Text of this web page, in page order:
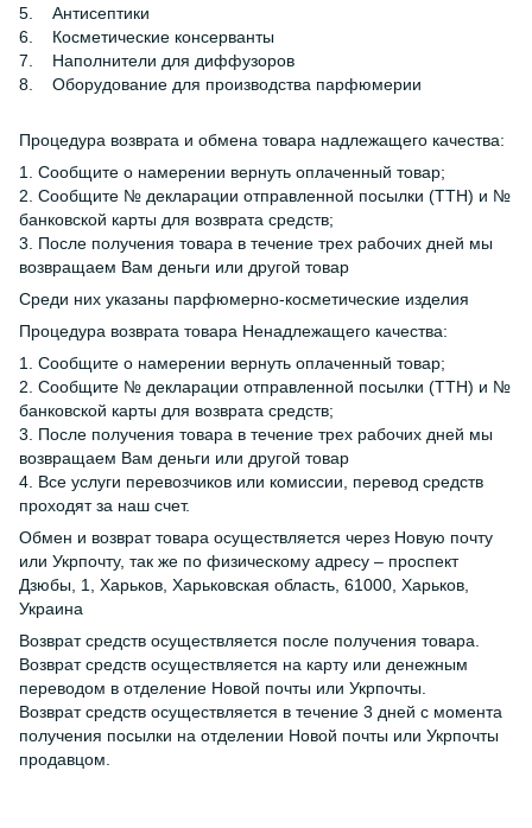
5. Антисептики
6. Косметические консерванты
7. Наполнители для диффузоров
8. Оборудование для производства парфюмерии
Процедура возврата и обмена товара надлежащего качества:
1. Сообщите о намерении вернуть оплаченный товар;
2. Сообщите № декларации отправленной посылки (ТТН) и №
банковской карты для возврата средств;
3. После получения товара в течение трех рабочих дней мы
возвращаем Вам деньги или другой товар
Среди них указаны парфюмерно-косметические изделия
Процедура возврата товара Ненадлежащего качества:
1. Сообщите о намерении вернуть оплаченный товар;
2. Сообщите № декларации отправленной посылки (ТТН) и №
банковской карты для возврата средств;
3. После получения товара в течение трех рабочих дней мы
возвращаем Вам деньги или другой товар
4. Все услуги перевозчиков или комиссии, перевод средств
проходят за наш счет.
Обмен и возврат товара осуществляется через Новую почту
или Укрпочту, так же по физическому адресу – проспект
Дзюбы, 1, Харьков, Харьковская область, 61000, Харьков,
Украина
Возврат средств осуществляется после получения товара.
Возврат средств осуществляется на карту или денежным
переводом в отделение Новой почты или Укрпочты.
Возврат средств осуществляется в течение 3 дней с момента
получения посылки на отделении Новой почты или Укрпочты
продавцом.